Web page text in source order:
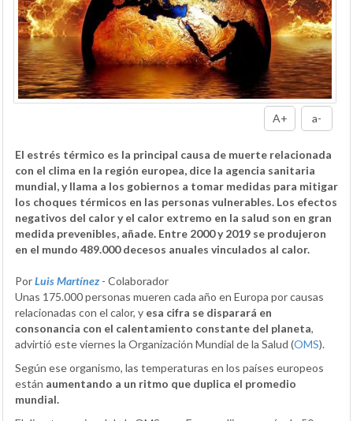
A+ a-
El estrés térmico es la principal causa de muerte relacionada
con el clima en la región europea, dice la agencia sanitaria
mundial, y llama a los gobiernos a tomar medidas para mitigar
los choques térmicos en las personas vulnerables. Los efectos
negativos del calor y el calor extremo en la salud son en gran
medida prevenibles, añade. Entre 2000 y 2019 se produjeron
en el mundo 489.000 decesos anuales vinculados al calor.
PorLuis Martínez - Colaborador
Unas 175.000 personas mueren cada año en Europa por causas
relacionadas con el calor, y esa cifra se disparará en
consonancia con el calentamiento constante del planeta,
advirtió este viernes la Organización Mundial de la Salud (OMS).
Según ese organismo, las temperaturas en los países europeos
están aumentando a un ritmo que duplica el promedio
mundial.